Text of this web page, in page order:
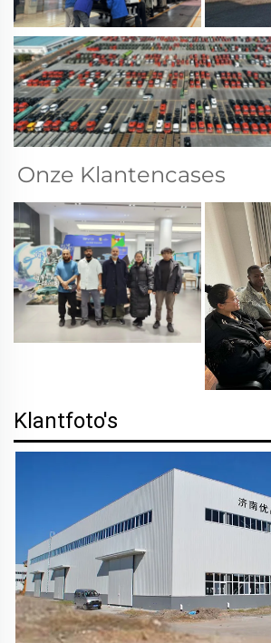
Onze Klantencases
Klantfoto's